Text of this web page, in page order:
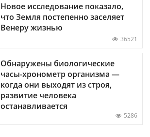
Новое исследование показало,
что Земля постепенно заселяет
Венеру жизнью
36521
Обнаружены биологические
часы-хронометр организма —
когда они выходят из строя,
развитие человека
останавливается
5286